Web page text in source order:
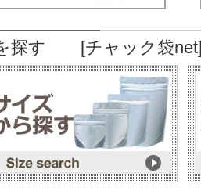
探す [チャック袋net]